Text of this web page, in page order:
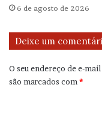
6 de agosto de 2026
Deixe um
O seu endereço de e-
são marcados com*